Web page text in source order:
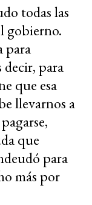
todas las
gobierno.
para
decir, para
que esa
llevarnos a
que
para
más por